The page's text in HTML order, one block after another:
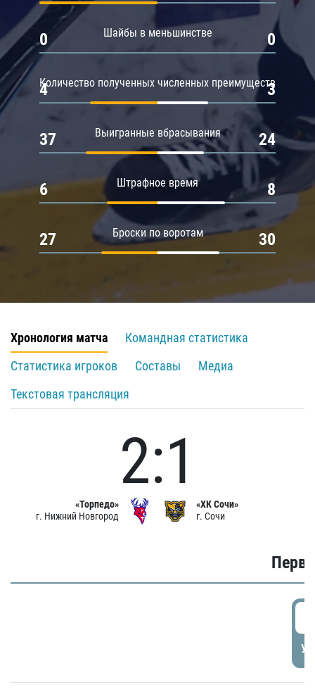
Шайбы в меньшинстве
0 0
Количество полученных численных преимуществ
4 3
Выигранные вбрасывания
37 24
Штрафное время
6 8
Броски по воротам
27 30
Хронология матча
Командная статистика
Статистика игроков
Составы
Медиа
Текстовая трансляция
«Торпедо»
г. Нижний Новгород
2:1
«ХК Сочи»
г. Сочи